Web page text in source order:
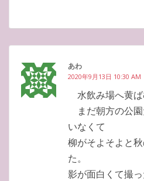
あわ
2020年9月13日 10:30 AM
水飲み場へ黄
まだ朝方の公
いなくて
柳がそよそよと
た。
影が面白くて撮